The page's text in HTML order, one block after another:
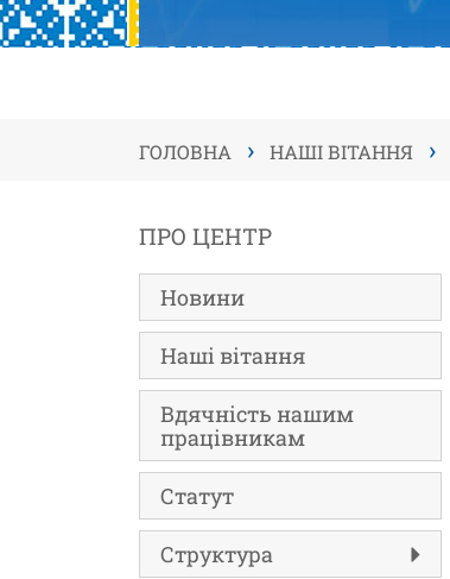
ГОЛОВНА › НАШІ ВІТАННЯ ›
ПРО ЦЕНТР
Новини
Наші вітання
Вдячність нашим
працівникам
Статут
Структура